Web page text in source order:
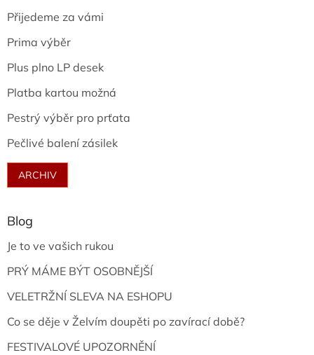
Přijedeme za vámi
Prima výběr
Plus plno LP desek
Platba kartou možná
Pestrý výběr pro prťata
Pečlivé balení zásilek
ARCHIV
Blog
Je to ve vašich rukou
PRÝ MÁME BÝT OSOBNĚJŠÍ
VELETRŽNÍ SLEVA NA ESHOPU
Co se děje v Želvím doupěti po zavírací době?
FESTIVALOVÉ UPOZORNĚNÍ